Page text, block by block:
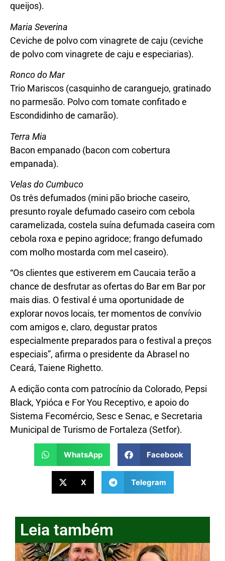
queijos).
Maria Severina
Ceviche de polvo com vinagrete de caju (ceviche
de polvo com vinagrete de caju e especiarias).
Ronco do Mar
Trio Mariscos (casquinho de caranguejo, gratinado
no parmesão. Polvo com tomate confitado e
Escondidinho de camarão).
Terra Mia
Bacon empanado (bacon com cobertura
empanada).
Velas do Cumbuco
Os três defumados (mini pão brioche caseiro,
presunto royale defumado caseiro com cebola
caramelizada, costela suína defumada caseira com
cebola roxa e pepino agridoce; frango defumado
com molho mostarda com mel caseiro).
“Os clientes que estiverem em Caucaia terão a
chance de desfrutar as ofertas do Bar em Bar por
mais dias. O festival é uma oportunidade de
explorar novos locais, ter momentos de convívio
com amigos e, claro, degustar pratos
especialmente preparados para o festival a preços
especiais”, afirma o presidente da Abrasel no
Ceará, Taiene Righetto.
A edição conta com patrocínio da Colorado, Pepsi
Black, Ypióca e For You Receptivo, e apoio do
Sistema Fecomércio, Sesc e Senac, e Secretaria
Municipal de Turismo de Fortaleza (Setfor).
WhatsApp Facebook
X Telegram
Leia também